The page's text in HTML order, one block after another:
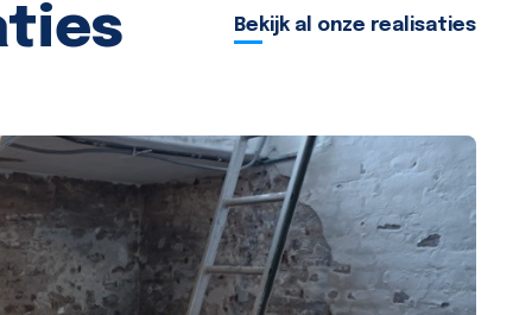
Bekijk al onze realisaties